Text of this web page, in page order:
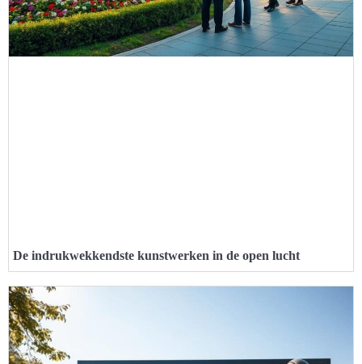
De indrukwekkendste kunstwerken in de open lucht